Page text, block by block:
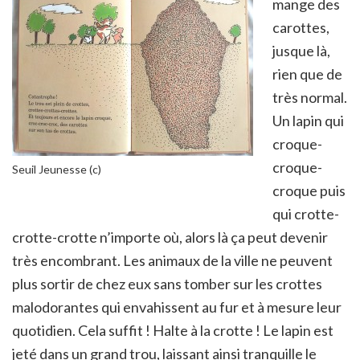
Seuil Jeunesse (c)
mange des
carottes,
jusque là,
rien que de
très normal.
Un lapin qui
croque-
croque-
croque puis
qui crotte-
crotte-crotte n’importe où, alors là ça peut devenir
très encombrant. Les animaux de la ville ne peuvent
plus sortir de chez eux sans tomber sur les crottes
malodorantes qui envahissent au fur et à mesure leur
quotidien. Cela suffit ! Halte à la crotte ! Le lapin est
jeté dans un grand trou, laissant ainsi tranquille le